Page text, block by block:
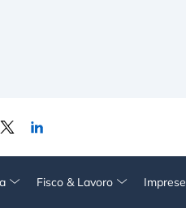
Fisco & Lavoro Imprese